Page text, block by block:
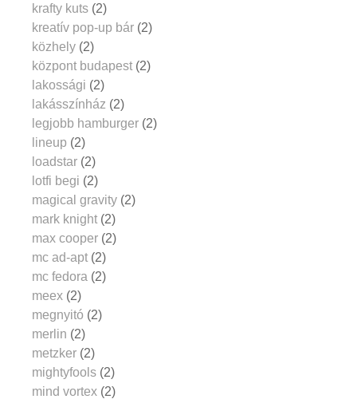
krafty kuts (2)
kreatív pop-up bár (2)
közhely (2)
központ budapest (2)
lakossági (2)
lakásszínház (2)
legjobb hamburger (2)
lineup (2)
loadstar (2)
lotfi begi (2)
magical gravity (2)
mark knight (2)
max cooper (2)
mc ad-apt (2)
mc fedora (2)
meex (2)
megnyitó (2)
merlin (2)
metzker (2)
mightyfools (2)
mind vortex (2)